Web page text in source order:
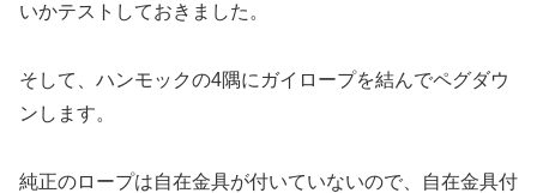
いかテストしておきました。
そして、ハンモックの4隅にガイロープを結んでペグダウ
ンします。
純正のロープは自在金具が付いていないので、自在金具付